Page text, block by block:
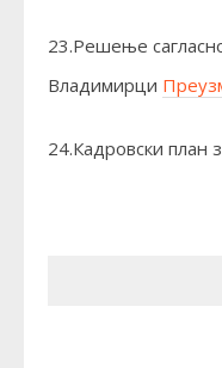
23.Решење
Владимирци
24.Кадровски план